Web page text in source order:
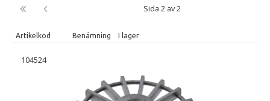
Sida 2 av 2
Artikelkod Benämning I lager
104524